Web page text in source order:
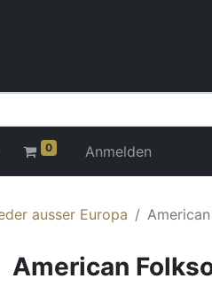
0 Anmelden
ausser Europa
American